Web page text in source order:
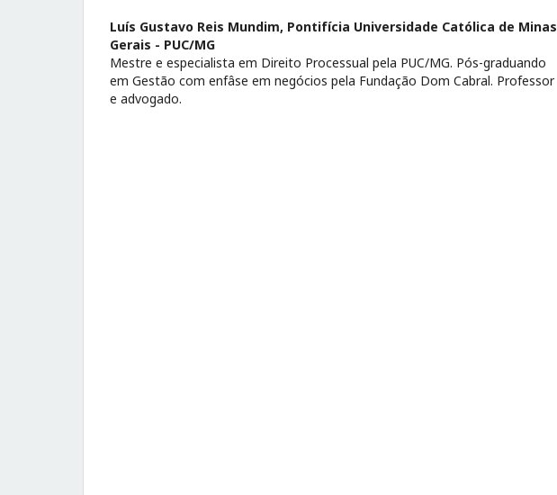
Luís Gustavo Reis Mundim, Pontifícia Universidade Católica de Minas
Gerais - PUC/MG
Mestre e especialista em Direito Processual pela PUC/MG. Pós-graduando
em Gestão com enfâse em negócios pela Fundação Dom Cabral. Professor
e advogado.